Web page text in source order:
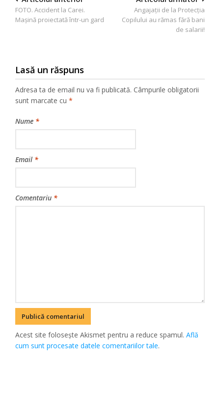
în
Angajaţii de la Protecţia
Copilului au rămas fără bani
de salarii!
FOTO. Accident la Carei.
Maşină proiectată într-un gard
Lasă un răspuns
Adresa ta de email nu va fi publicată. Câmpurile obligatorii
sunt marcate cu*
Nume *
Email *
Comentariu *
Acest site folosește Akismet pentru a reduce spamul.Află
cum sunt procesate datele comentariilor tale.